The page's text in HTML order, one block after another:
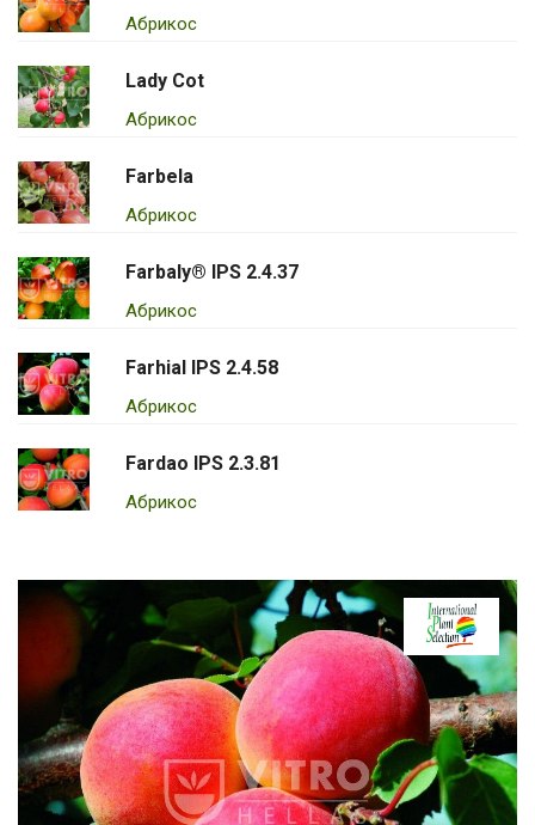
Абрикос
Lady Cot
Абрикос
Farbela
Абрикос
Farbaly® IPS 2.4.37
Абрикос
Farhial IPS 2.4.58
Абрикос
Fardao IPS 2.3.81
Абрикос